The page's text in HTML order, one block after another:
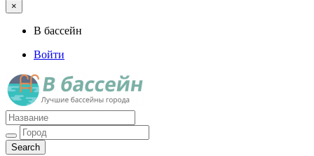
×
В бассейн
Войти
Лучшие бассейны города